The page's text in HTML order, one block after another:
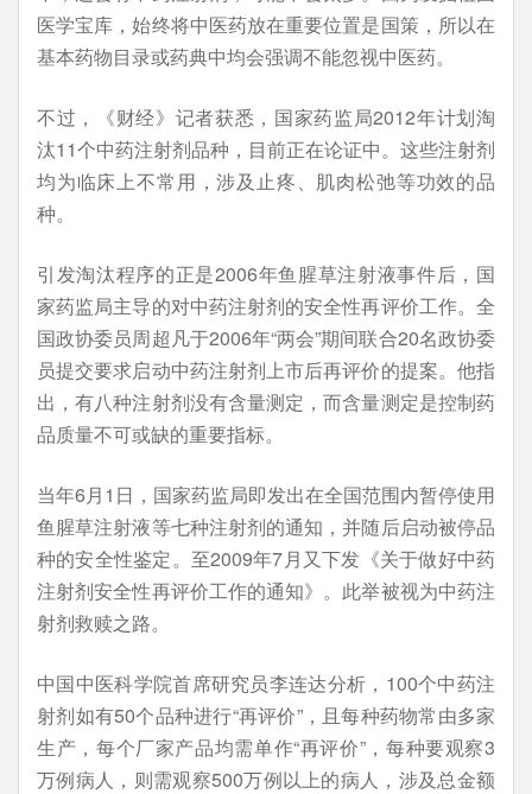
医学宝库，始终将中医药放在重要位置是国策，所以在
基本药物目录或药典中均会强调不能忽视中医药。
不过，《财经》记者获悉，国家药监局2012年计划淘
汰11个中药注射剂品种，目前正在论证中。这些注射剂
均为临床上不常用，涉及止疼、肌肉松弛等功效的品
种。
引发淘汰程序的正是2006年鱼腥草注射液事件后，国
家药监局主导的对中药注射剂的安全性再评价工作。全
国政协委员周超凡于2006年“两会”期间联合20名政协委
员提交要求启动中药注射剂上市后再评价的提案。他指
出，有八种注射剂没有含量测定，而含量测定是控制药
品质量不可或缺的重要指标。
当年6月1日，国家药监局即发出在全国范围内暂停使用
鱼腥草注射液等七种注射剂的通知，并随后启动被停品
种的安全性鉴定。至2009年7月又下发《关于做好中药
注射剂安全性再评价工作的通知》。此举被视为中药注
射剂救赎之路。
中国中医科学院首席研究员李连达分析，100个中药注
射剂如有50个品种进行“再评价”，且每种药物常由多家
生产，每个厂家产品均需单作“再评价”，每种要观察3
万例病人，则需观察500万例以上的病人，涉及总金额